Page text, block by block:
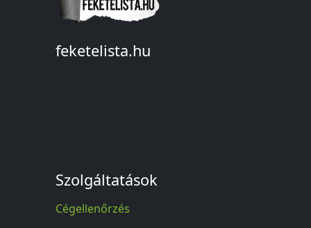
feketelista.hu
Szolgáltatások
Cégellenőrzés